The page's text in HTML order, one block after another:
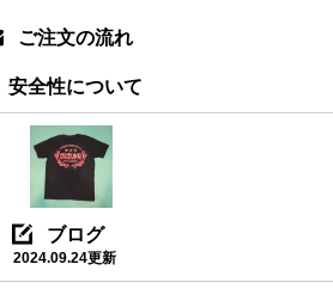
ご注文の流れ
安全性について
ブログ
2024.09.24更新